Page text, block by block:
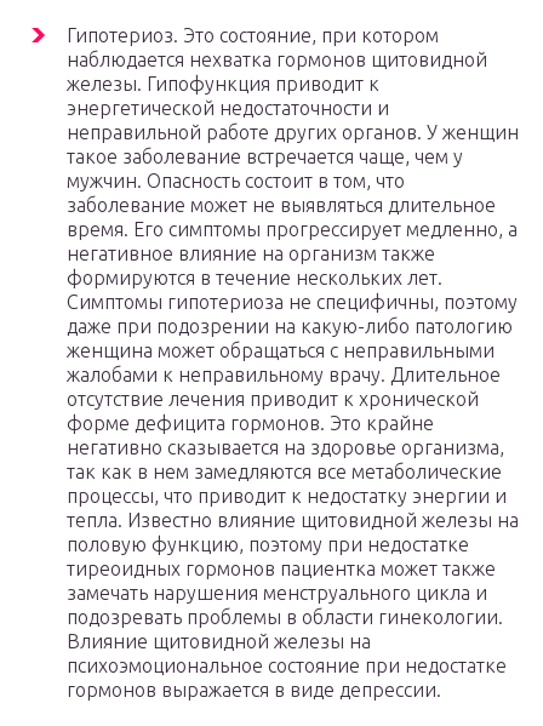
Гипотериоз. Это состояние, при котором
наблюдается нехватка гормонов щитовидной
железы. Гипофункция приводит к
энергетической недостаточности и
неправильной работе других органов. У женщин
такое заболевание встречается чаще, чем у
мужчин. Опасность состоит в том, что
заболевание может не выявляться длительное
время. Его симптомы прогрессирует медленно, а
негативное влияние на организм также
формируются в течение нескольких лет.
Симптомы гипотериоза не специфичны, поэтому
даже при подозрении на какую-либо патологию
женщина может обращаться с неправильными
жалобами к неправильному врачу. Длительное
отсутствие лечения приводит к хронической
форме дефицита гормонов. Это крайне
негативно сказывается на здоровье организма,
так как в нем замедляются все метаболические
процессы, что приводит к недостатку энергии и
тепла. Известно влияние щитовидной железы на
половую функцию, поэтому при недостатке
тиреоидных гормонов пациентка может также
замечать нарушения менструального цикла и
подозревать проблемы в области гинекологии.
Влияние щитовидной железы на
психоэмоциональное состояние при недостатке
гормонов выражается в виде депрессии.